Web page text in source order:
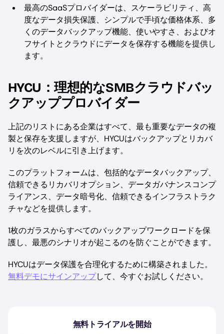
最高のSaaSプロバイダーは、スケーラビリティ、高
度なデータ損失保護、シンプルで手頃な価格体系、多
くのデータバックアップ機能、使いやすさ、およびオ
フサイトとクラウドにデータを保存する機能を提供し
ます。
HYCU：理想的なSMBクラウドバッ
クアッププロバイダー
上記のリストにある企業はすべて、最も重要なデータの複
製と保存を支援しますが、HYCUはバックアップとリカバ
リを次のレベルに引き上げます。
このプラットフォームは、包括的なデータバックアップ、
信頼できるリカバリオプション、データガバナンスコンプ
ライアンス、データ暗号化、信頼できるインフラストラク
チャなどを提供します。
1枚のガラスからすべてのバックアップワークロードを保
護し、最悪のシナリオが起こるのを防ぐことができます。
HYCUはデータ保護を合理化するために構築されました。
無料デモにサインアップして、今すぐお試しください。
無料トライアルを開始